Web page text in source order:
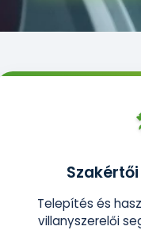
Telepítés és
villanyszerelői